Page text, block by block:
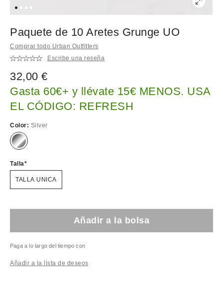
Paquete de 10 Aretes Grunge UO
Comprar todo Urban Outfitters
Escribe una reseña
32,00 €
Gasta 60€+ y llévate 15€ MENOS. USA
EL CÓDIGO: REFRESH
Color: Silver
Talla
TALLA UNICA
Añadir a la bolsa
Paga a lo largo del tiempo con
Añadir a la lista de deseos